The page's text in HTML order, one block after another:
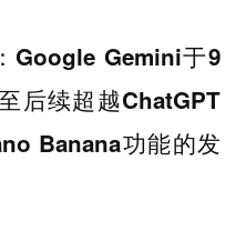
Google Gemini于9
后续超越ChatGPT
Banana功能的发